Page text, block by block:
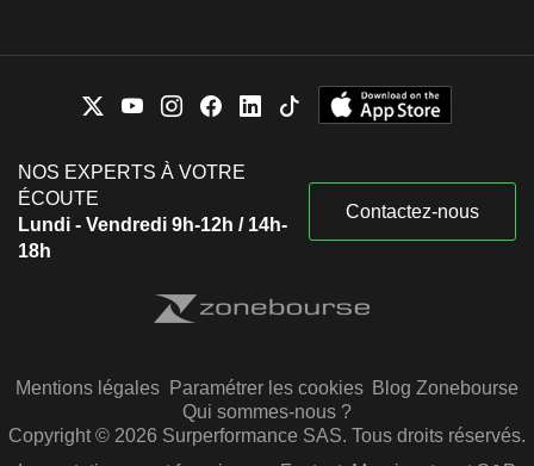
NOS EXPERTS À VOTRE
ÉCOUTE
Lundi - Vendredi 9h-12h / 14h-
18h
Contactez-nous
Mentions légales Paramétrer les cookies Blog Zonebourse
Qui sommes-nous ?
Copyright © 2026 Surperformance SAS. Tous droits réservés.